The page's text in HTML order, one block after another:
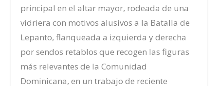
principal en el altar mayor, rodeada de una
vidriera con motivos alusivos a la Batalla de
Lepanto, flanqueada a izquierda y derecha
por sendos retablos que recogen las figuras
más relevantes de la Comunidad
Dominicana, en un trabajo de reciente